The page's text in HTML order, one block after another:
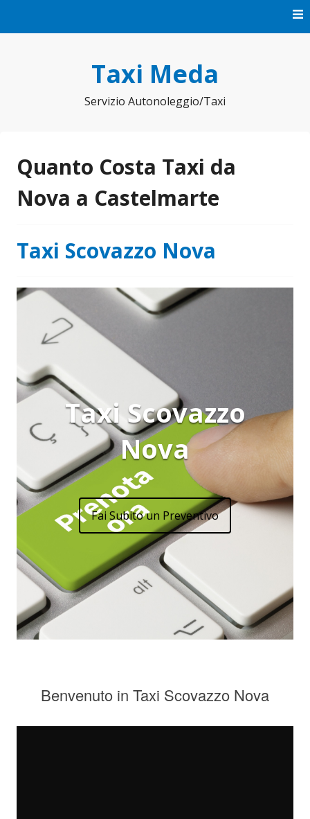
Taxi Meda
Servizio Autonoleggio/Taxi
Quanto Costa Taxi da
Nova a Castelmarte
Taxi Scovazzo Nova
Taxi Scovazzo
Nova
Fai Subito un Preventivo
Benvenuto in Taxi Scovazzo Nova